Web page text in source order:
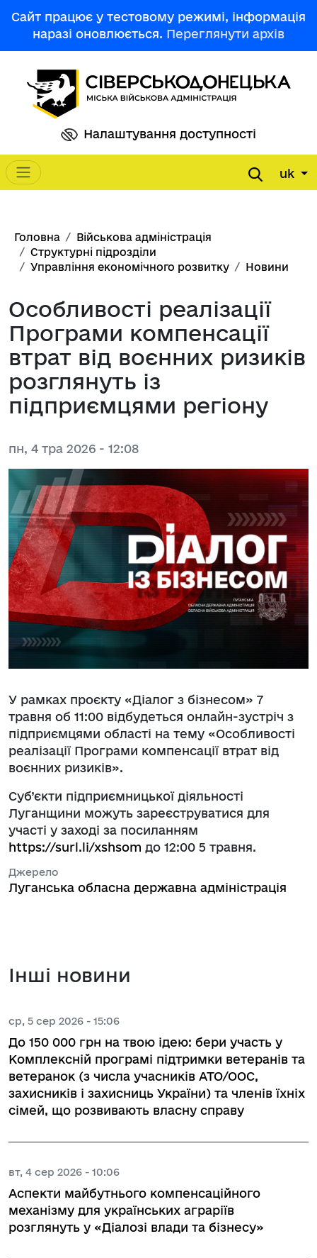
Сайт працює у тестовому режимі, інформація
наразі оновлюється. Переглянути архів
Налаштування доступності
Main navigation uk
Рядок навіґації
Головна
Військова адміністрація
Структурні підрозділи
Управління економічного розвитку
Новини
Особливості реалізації
Програми компенсації
втрат від воєнних ризиків
розглянуть із
підприємцями регіону
пн, 4 тра 2026 - 12:08
У рамках проєкту «Діалог з бізнесом» 7
травня об 11:00 відбудеться онлайн-зустріч з
підприємцями області на тему «Особливості
реалізації Програми компенсації втрат від
воєнних ризиків».
Суб’єкти підприємницької діяльності
Луганщини можуть зареєструватися для
участі у заході за посиланням
https://surl.li/xshsom до 12:00 5 травня.
Джерело
Луганська обласна державна адміністрація
Інші новини
ср, 5 сер 2026 - 15:06
До 150 000 грн на твою ідею: бери участь у
Комплексній програмі підтримки ветеранів та
ветеранок (з числа учасників АТО/ООС,
захисників і захисниць України) та членів їхніх
сімей, що розвивають власну справу
вт, 4 сер 2026 - 10:06
Аспекти майбутнього компенсаційного
механізму для українських аграріїв
розглянуть у «Діалозі влади та бізнесу»